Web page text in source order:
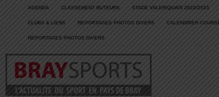
AGENDA CLASSEMENT BUTEURS STADE VALERIQUAIS 2022/2023
CLUBS & LIENS REPORTAGES PHOTOS DIVERS CALENDRIER
REPORTAGES PHOTOS DIVERS